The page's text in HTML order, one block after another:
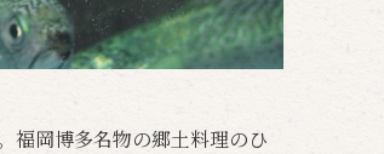
福岡博多名物の郷土料理のひ